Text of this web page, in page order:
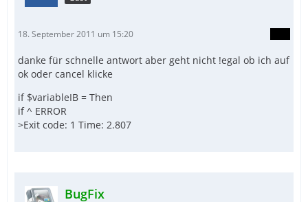
18. September 2011 um 15:20
danke für schnelle antwort aber geht nicht !egal ob ich auf
ok oder cancel klicke
if $variableIB = Then
if ^ ERROR
>Exit code: 1 Time: 2.807
BugFix